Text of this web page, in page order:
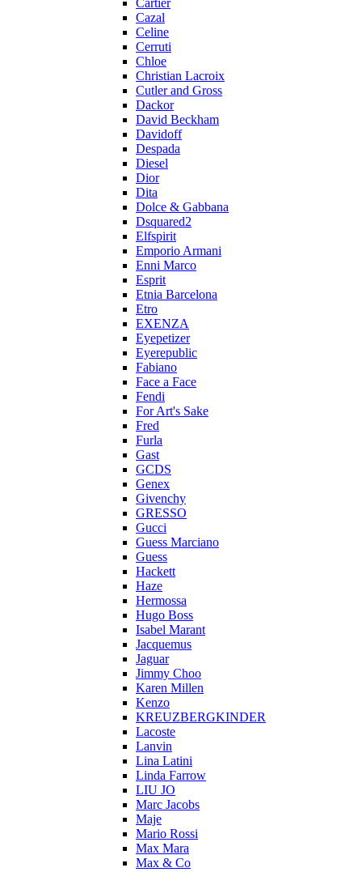
Cartier
Cazal
Celine
Cerruti
Chloe
Christian Lacroix
Cutler and Gross
Dackor
David Beckham
Davidoff
Despada
Diesel
Dior
Dita
Dolce & Gabbana
Dsquared2
Elfspirit
Emporio Armani
Enni Marco
Esprit
Etnia Barcelona
Etro
EXENZA
Eyepetizer
Eyerepublic
Fabiano
Face a Face
Fendi
For Art's Sake
Fred
Furla
Gast
GCDS
Genex
Givenchy
GRESSO
Gucci
Guess Marciano
Guess
Hackett
Haze
Hermossa
Hugo Boss
Isabel Marant
Jacquemus
Jaguar
Jimmy Choo
Karen Millen
Kenzo
KREUZBERGKINDER
Lacoste
Lanvin
Lina Latini
Linda Farrow
LIU JO
Marc Jacobs
Maje
Mario Rossi
Max Mara
Max & Co